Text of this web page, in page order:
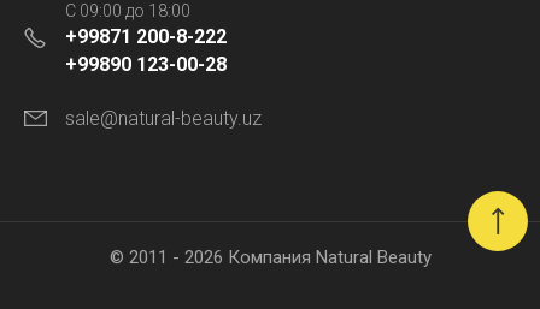
C 09:00 до 18:00
+99871 200-8-222
+99890 123-00-28
sale@natural-beauty.uz
© 2011 - 2026 Компания Natural Beauty